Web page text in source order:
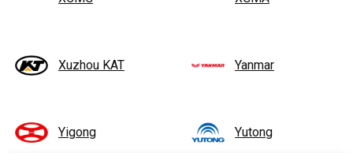
Xuzhou KAT Yanmar
Yigong Yutong